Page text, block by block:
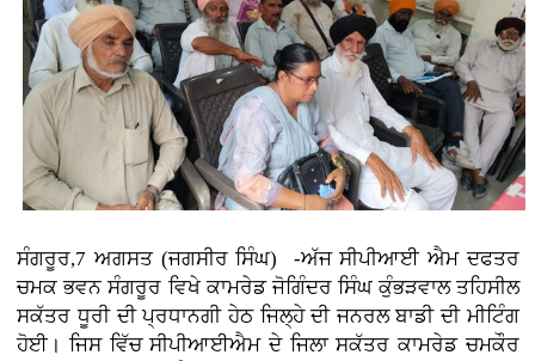
ਸੰਗਰੂਰ,7 ਅਗਸਤ (ਜਗਸੀਰ ਸਿੰਘ) -ਅੱਜ ਸੀਪੀਆਈ ਐਮ ਦਫਤਰ
ਚਮਕ ਭਵਨ ਸੰਗਰੂਰ ਵਿਖੇ ਕਾਮਰੇਡ ਜੋਗਿੰਦਰ ਸਿੰਘ ਕੁੰਭੜਵਾਲ ਤਹਿਸੀਲ
ਸਕੱਤਰ ਧੂਰੀ ਦੀ ਪ੍ਰਧਾਨਗੀ ਹੇਠ ਜਿਲ੍ਹੇ ਦੀ ਜਨਰਲ ਬਾਡੀ ਦੀ ਮੀਟਿੰਗ
ਹੋਈ। ਜਿਸ ਵਿੱਚ ਸੀਪੀਆਈਐਮ ਦੇ ਜਿਲਾ ਸਕੱਤਰ ਕਾਮਰੇਡ ਚਮਕੌਰ